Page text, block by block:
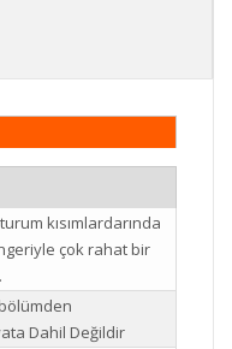
kısımlardarında
çok rahat bir
Dahil Değildir